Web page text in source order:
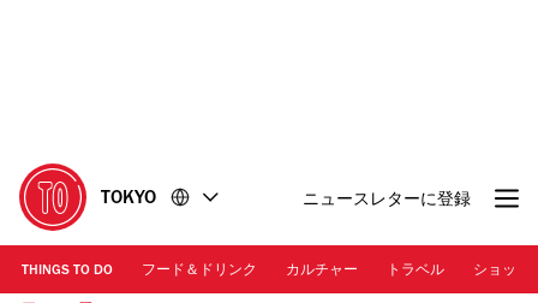
に
移
動
移
動
TOKYO ニュースレターに登録
THINGS TO DO フード＆ドリンク カルチャー トラベル ショッピ